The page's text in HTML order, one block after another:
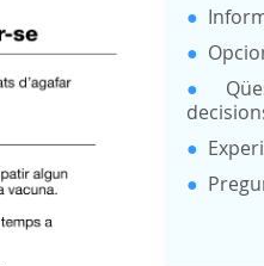
●
●
●
●
●